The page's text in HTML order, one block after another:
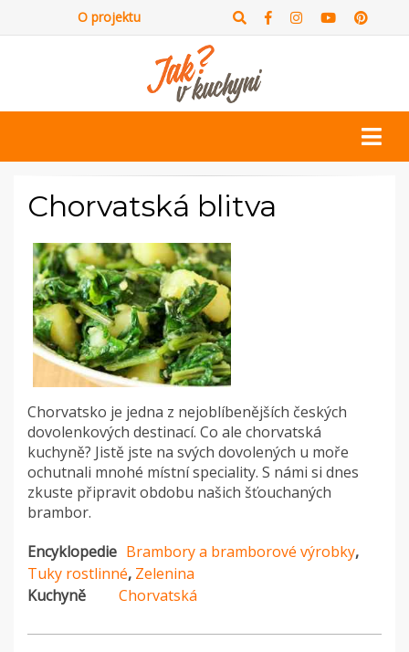
O projektu
Chorvatská blitva
Chorvatsko je jedna z nejoblíbenějších českých
dovolenkových destinací. Co ale chorvatská
kuchyně? Jistě jste na svých dovolených u moře
ochutnali mnohé místní speciality. S námi si dnes
zkuste připravit obdobu našich šťouchaných
brambor.
Encyklopedie Brambory a bramborové výrobky,
Tuky rostlinné, Zelenina
Kuchyně
Chorvatská